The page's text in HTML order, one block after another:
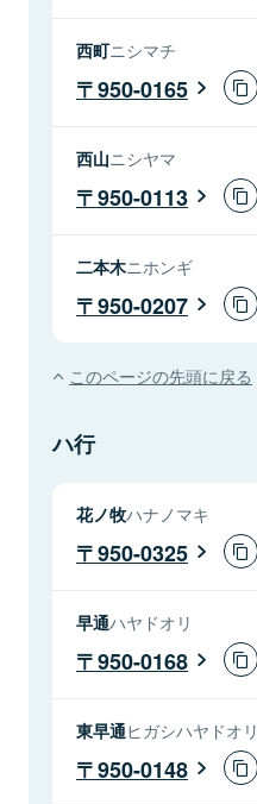
西町ニシマチ
950-0165
西山ニシヤマ
950-0113
二本木ニホンギ
950-0207
このページの先頭に戻る
ハ行
花ノ牧ハナノマキ
950-0325
早通ハヤドオリ
950-0168
東早通ヒガシハヤドオリ
950-0148